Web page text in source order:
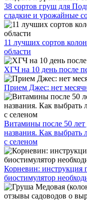
38 сортов груш для
сладкие и урожайные
11 лучших сортов
области
ХГЧ на 10 день после
Прием Джес: нет
Витамины после 50
названия. Как
с селеном
Корневин: инструкция
биостимулятор